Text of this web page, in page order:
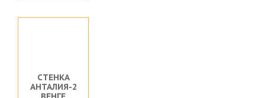
СТЕНКА
АНТАЛИЯ-2